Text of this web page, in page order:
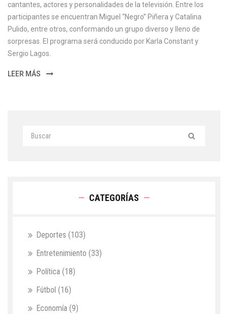
cantantes, actores y personalidades de la televisión. Entre los
participantes se encuentran Miguel “Negro” Piñera y Catalina
Pulido, entre otros, conformando un grupo diverso y lleno de
sorpresas. El programa será conducido por Karla Constant y
Sergio Lagos.
LEER MÁS
CATEGORÍAS
Deportes (103)
Entretenimiento (33)
Política (18)
Fútbol (16)
Economía (9)